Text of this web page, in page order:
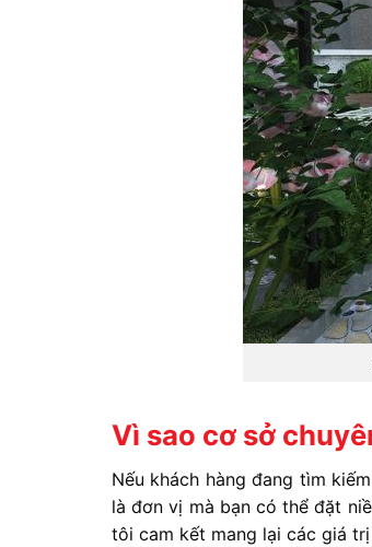
Vì sao cơ sở
Nếu khách hàng đang tìm
là đơn vị mà bạn có thể đặt
tôi cam kết mang lại các giá